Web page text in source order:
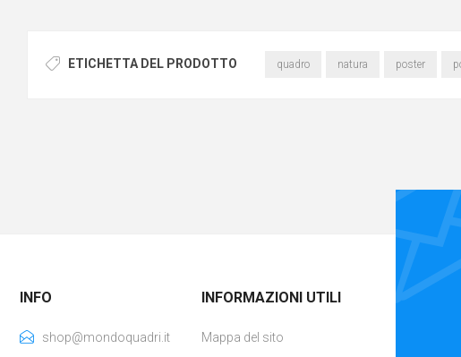
ETICHETTA DEL PRODOTTO quadro natura poster
INFO
shop@mondoquadri.it
INFORMAZIONI UTILI
Mappa del sito